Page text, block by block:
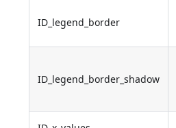
ID_legend_border
ID_legend_border_shadow